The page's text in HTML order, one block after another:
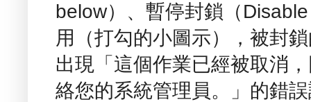
below）、暫停封鎖（
用（打勾的小圖示），被封
出現「這個作業已經被取消
絡您的系統管理員。」的錯